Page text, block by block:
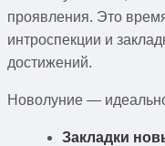
проявления. Это
интроспекции и
достижений.
Новолуние —
Закладки